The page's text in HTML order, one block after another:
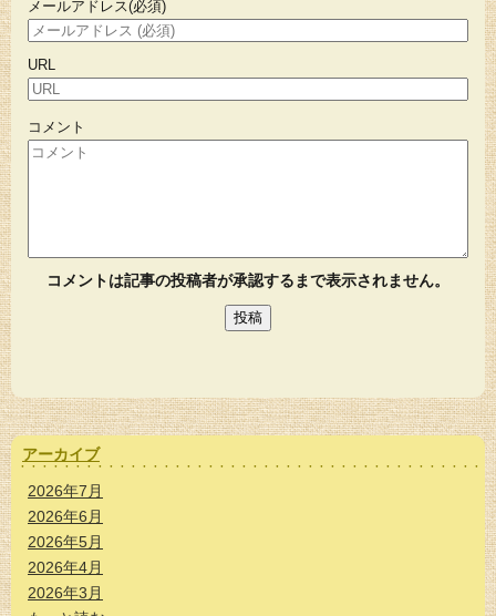
メールアドレス(必須)
URL
コメント
コメントは記事の投稿者が承認するまで表示されません。
アーカイブ
2026年7月
2026年6月
2026年5月
2026年4月
2026年3月